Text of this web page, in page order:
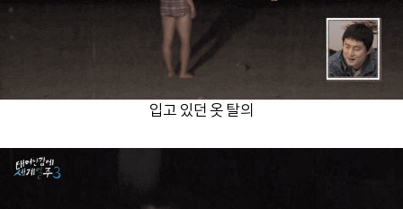
입고 있던 옷 탈의